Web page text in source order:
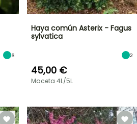
6
Haya común Asterix - Fagus
sylvatica
2
45,00 €
Maceta 4L/5L